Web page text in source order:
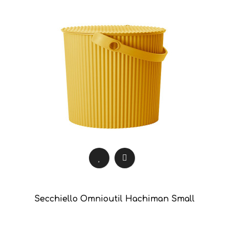
Secchiello Omnioutil Hachiman Small